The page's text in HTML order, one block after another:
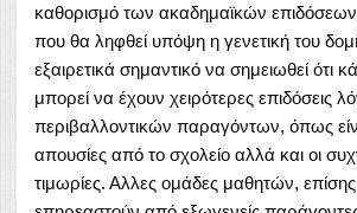
καθορισμό των ακαδημαϊκών
που θα ληφθεί υπόψη η γενετική του
εξαιρετικά σημαντικό να σημειωθεί ότι
μπορεί να έχουν χειρότερες επιδόσεις
περιβαλλοντικών παραγόντων, όπως
απουσίες από το σχολείο αλλά και οι
τιμωρίες. Αλλες ομάδες μαθητών,